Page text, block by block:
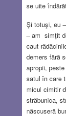
se uite
Şi totuşi, eu
– am simţit
caut
demers fără
apropii,
satul în care
micul cimitir
străbunica,
născuseră